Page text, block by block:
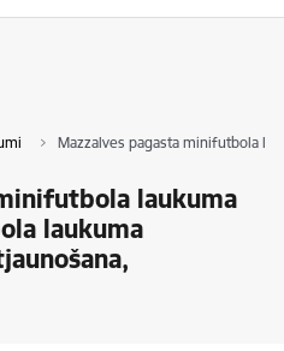
Mazzalves pagasta minifutbola
laukuma
laukuma